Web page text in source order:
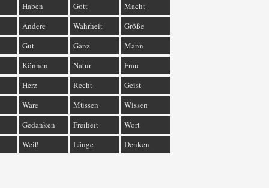
Haben Gott
Macht
Andere Wahrheit
Größe
Gut Ganz
Mann
Können Natur
Frau
Herz Recht
Geist
Ware Müssen
Wissen
Gedanken Freiheit
Wort
Weiß Länge Denken